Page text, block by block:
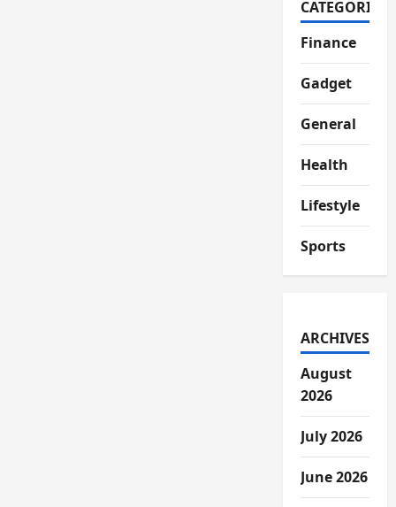
CATEGORIES
Finance
Gadget
General
Health
Lifestyle
Sports
ARCHIVES
August
2026
July 2026
June 2026